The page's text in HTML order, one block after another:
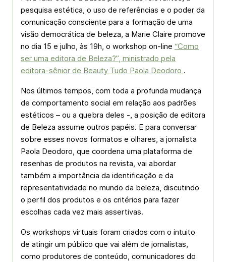
pesquisa estética, o uso de referências e o poder da
comunicação consciente para a formação de uma
visão democrática de beleza, a Marie Claire promove
no dia 15 e julho, às 19h, o workshop on-line “Como
ser uma editora de Beleza?”, ministrado pela
editora-sênior de Beauty Tudo Paola Deodoro .
Nos últimos tempos, com toda a profunda mudança
de comportamento social em relação aos padrões
estéticos – ou a quebra deles -, a posição de editora
de Beleza assume outros papéis. E para conversar
sobre esses novos formatos e olhares, a jornalista
Paola Deodoro, que coordena uma plataforma de
resenhas de produtos na revista, vai abordar
também a importância da identificação e da
representatividade no mundo da beleza, discutindo
o perfil dos produtos e os critérios para fazer
escolhas cada vez mais assertivas.
Os workshops virtuais foram criados com o intuito
de atingir um público que vai além de jornalistas,
como produtores de conteúdo, comunicadores do